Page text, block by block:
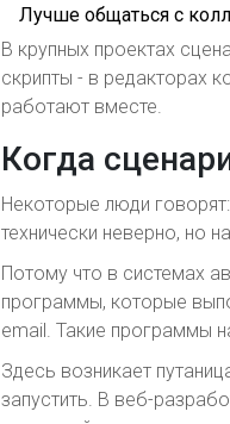
Лучше общаться с
В крупных проектах
скрипты - в редакторах
работают вместе.
Когда
Некоторые люди
технически неверно, но
Потому что в системах
программы, которые
email. Такие программы
Здесь возникает
запустить. В веб-